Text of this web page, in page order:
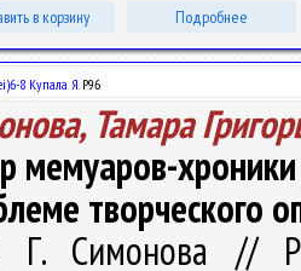
в корзину Подробнее
8 Купала Я.Р96
Тамара
мемуаров-хроники
творческого
Симонова //